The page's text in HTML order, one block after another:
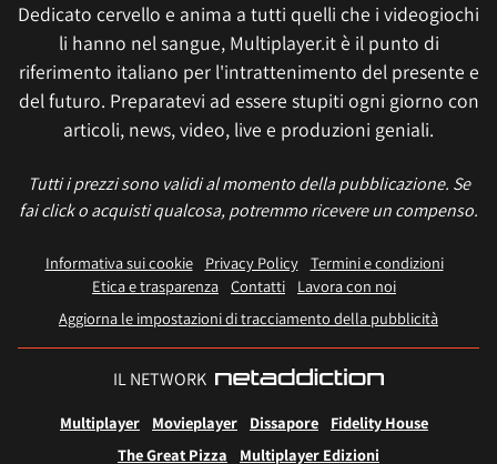
Dedicato cervello e anima a tutti quelli che i videogiochi
li hanno nel sangue, Multiplayer.it è il punto di
riferimento italiano per l'intrattenimento del presente e
del futuro. Preparatevi ad essere stupiti ogni giorno con
articoli, news, video, live e produzioni geniali.
Tutti i prezzi sono validi al momento della pubblicazione. Se
fai click o acquisti qualcosa, potremmo ricevere un compenso.
Informativa sui cookie Privacy Policy
Termini e condizioni
Etica e trasparenza Contatti
Lavora con noi
Aggiorna le impostazioni di tracciamento della pubblicità
IL NETWORK
Multiplayer Movieplayer Dissapore
Fidelity House
The Great Pizza
Multiplayer Edizioni